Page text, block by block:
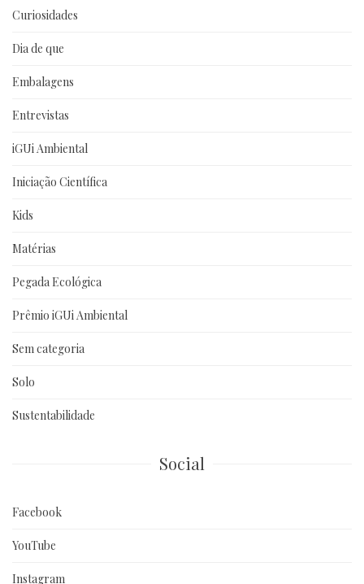
Curiosidades
Dia de que
Embalagens
Entrevistas
iGUi Ambiental
Iniciação Científica
Kids
Matérias
Pegada Ecológica
Prêmio iGUi Ambiental
Sem categoria
Solo
Sustentabilidade
Social
Facebook
YouTube
Instagram